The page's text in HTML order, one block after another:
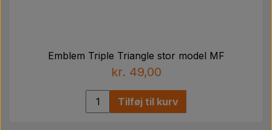
Emblem Triple Triangle stor model MF
kr. 49,00
Tilføj til kurv